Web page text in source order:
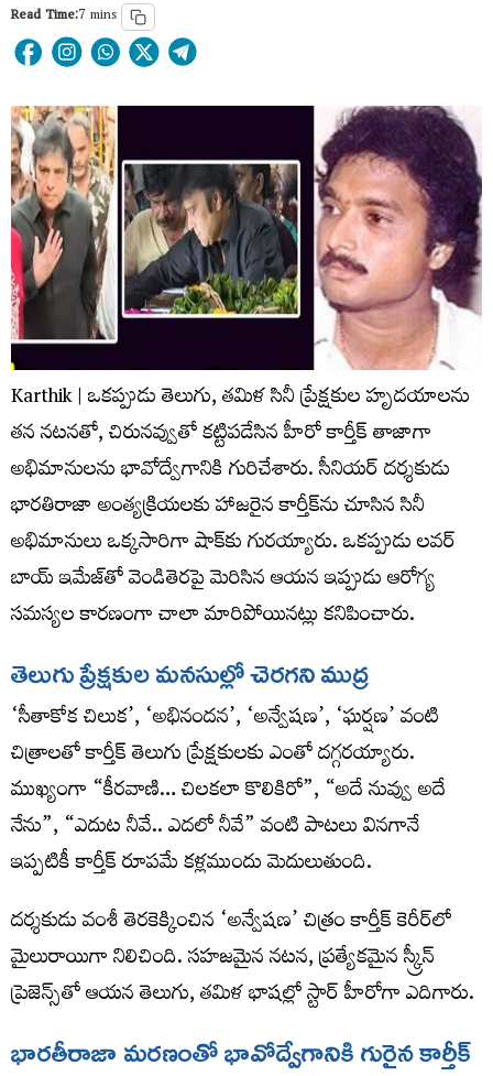
Read Time:7 mins
Karthik | ఒకప్పుడు తెలుగు, తమిళ సినీ ప్రేక్షకుల హృదయాలను
తన నటనతో, చిరునవ్వుతో కట్టిపడేసిన హీరో కార్తీక్ తాజాగా
అభిమానులను భావోద్వేగానికి గురిచేశారు. సీనియర్ దర్శకుడు
భారతిరాజా అంత్యక్రియలకు హాజరైన కార్తీక్‌ను చూసిన సినీ
అభిమానులు ఒక్కసారిగా షాక్‌కు గురయ్యారు. ఒకప్పుడు లవర్
బాయ్ ఇమేజ్‌తో వెండితెరపై మెరిసిన ఆయన ఇప్పుడు ఆరోగ్య
సమస్యల కారణంగా చాలా మారిపోయినట్లు కనిపించారు.
తెలుగు ప్రేక్షకుల మనసుల్లో చెరగని ముద్ర
‘సీతాకోక చిలుక’, ‘అభినందన’, ‘అన్వేషణ’, ‘ఘర్షణ’ వంటి
చిత్రాలతో కార్తీక్ తెలుగు ప్రేక్షకులకు ఎంతో దగ్గరయ్యారు.
ముఖ్యంగా “కీరవాణి… చిలకలా కొలికిరో”, “అదే నువ్వు అదే
నేను”, “ఎదుట నీవే.. ఎదలో నీవే” వంటి పాటలు వినగానే
ఇప్పటికీ కార్తీక్ రూపమే కళ్లముందు మెదులుతుంది.
దర్శకుడు వంశీ తెరకెక్కించిన ‘అన్వేషణ’ చిత్రం కార్తీక్ కెరీర్‌లో
మైలురాయిగా నిలిచింది. సహజమైన నటన, ప్రత్యేకమైన స్క్రీన్
ప్రెజెన్స్‌తో ఆయన తెలుగు, తమిళ భాషల్లో స్టార్ హీరోగా ఎదిగారు.
భారతీరాజా మరణంతో భావోద్వేగానికి గురైన కార్తీక్